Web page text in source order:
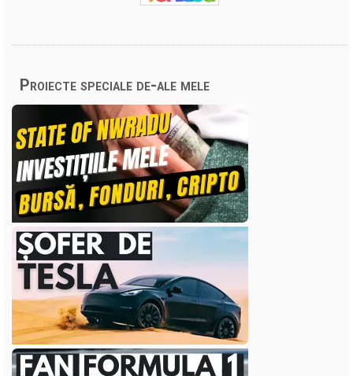
Proiecte speciale de-ale mele